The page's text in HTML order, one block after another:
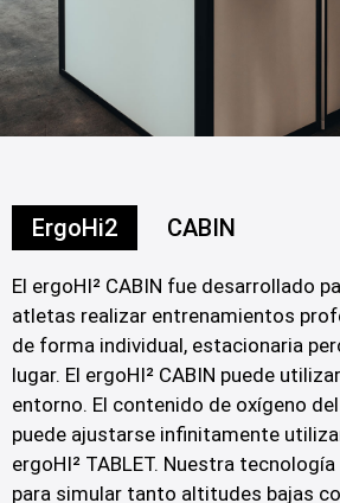
ErgoHi2 CABIN
El ergoHI² CABIN fue desarrollado
atletas realizar entrenamientos
de forma individual, estacionaria
lugar. El ergoHI² CABIN puede
entorno. El contenido de oxígeno del
puede ajustarse infinitamente
ergoHI² TABLET. Nuestra
para simular tanto altitudes bajas